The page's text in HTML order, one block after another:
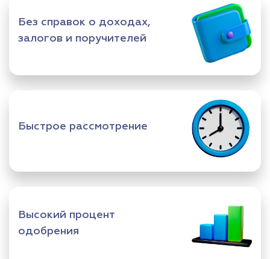
Без справок о доходах,
залогов и поручителей
Быстрое рассмотрение
Высокий процент
одобрения